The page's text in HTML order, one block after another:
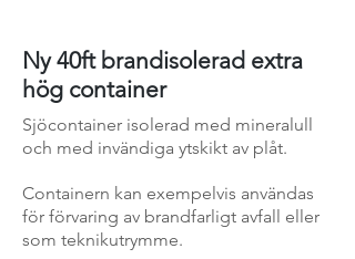
Ny 40ft brandisolerad extra
hög container
Sjöcontainer isolerad med mineralull
och med invändiga ytskikt av plåt.
Containern kan exempelvis användas
för förvaring av brandfarligt avfall eller
som teknikutrymme.